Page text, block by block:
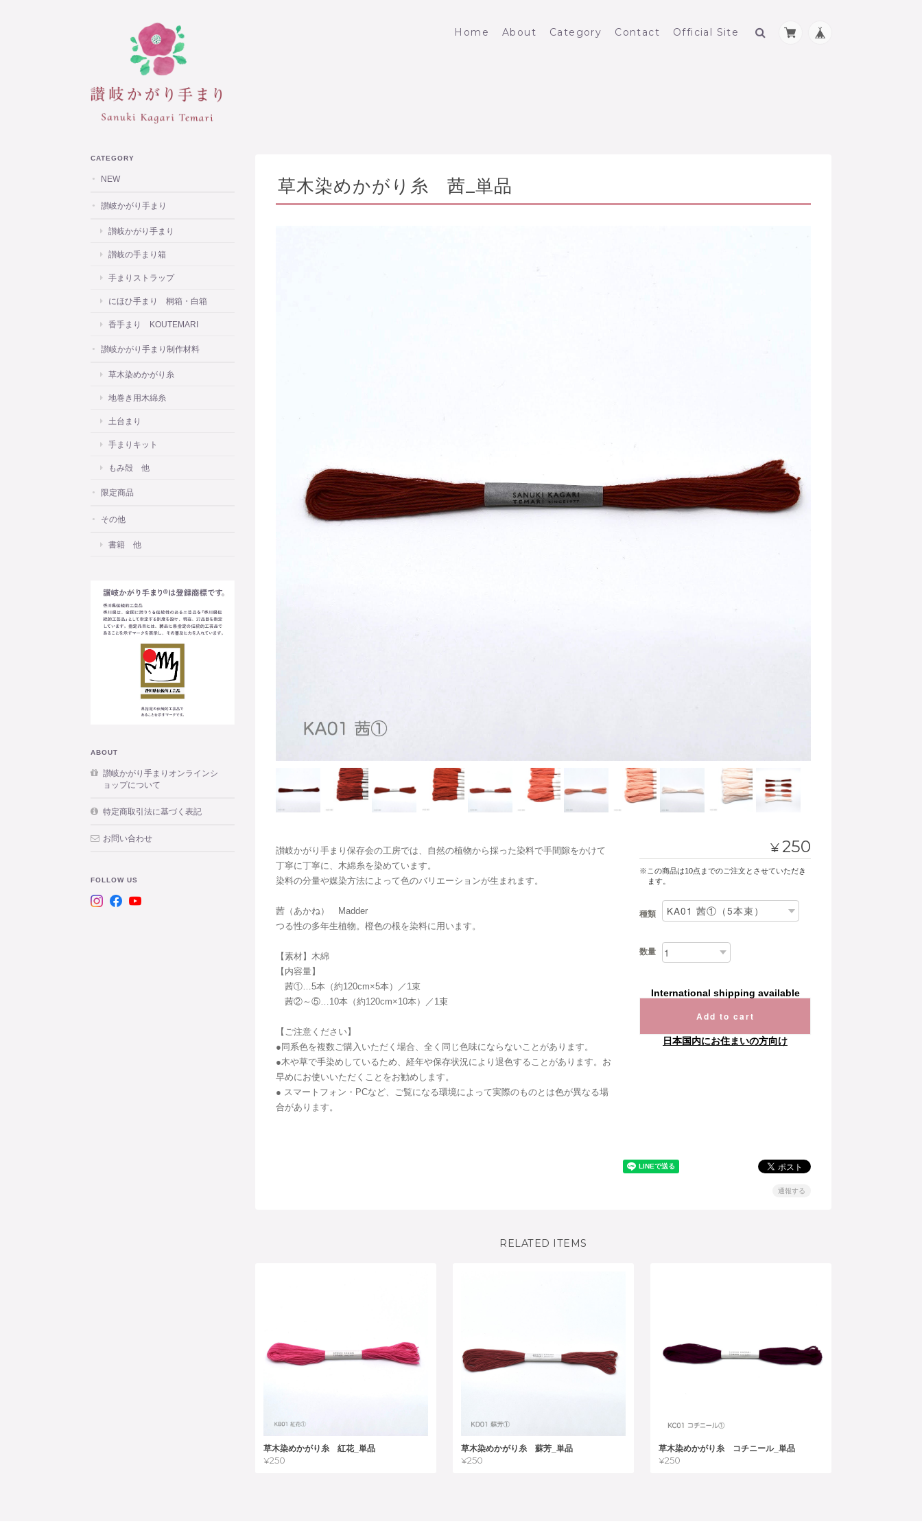
Home About Category Contact Official Site
草木染めかがり糸 茜_単品
讃岐かがり手まり保存会の工房では、自然の植物から採った染料で手間隙をかけて
丁寧に丁寧に、木綿糸を染めています。
染料の分量や媒染方法によって色のバリエーションが生まれます。
茜（あかね） Madder
つる性の多年生植物。橙色の根を染料に用います。
【素材】木綿
【内容量】
茜①…5本（約120cm×5本）／1束
茜②～⑤…10本（約120cm×10本）／1束
【ご注意ください】
●同系色を複数ご購入いただく場合、全く同じ色味にならないことがあります。
●木や草で手染めしているため、経年や保存状況により退色することがあります。お
早めにお使いいただくことをお勧めします。
● スマートフォン・PCなど、ご覧になる環境によって実際のものとは色が異なる場
合があります。
¥250
※この商品は10点までのご注文とさせていただき
ます。
種類
数量
International shipping available
Add to cart
日本国内にお住まいの方向け
通報する
RELATED ITEMS
草木染めかがり糸 紅花_単品
¥250
草木染めかがり糸 蘇芳_単品
¥250
草木染めかがり糸 コチニール_単品
¥250
CATEGORY
NEW
讃岐かがり手まり
讃岐かがり手まり
讃岐の手まり箱
手まりストラップ
にほひ手まり 桐箱・白箱
香手まり KOUTEMARI
讃岐かがり手まり制作材料
草木染めかがり糸
地巻き用木綿糸
土台まり
手まりキット
もみ殻 他
限定商品
その他
書籍 他
ABOUT
讃岐かがり手まりオンラインシ
ョップについて
特定商取引法に基づく表記
お問い合わせ
FOLLOW US